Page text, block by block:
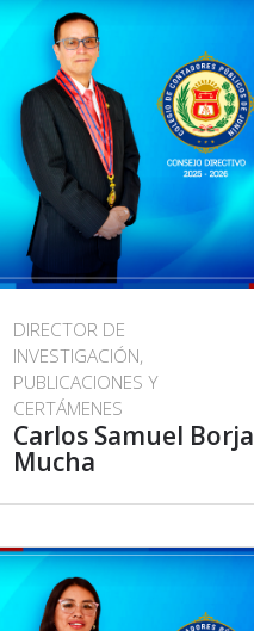
DIRECTOR DE
INVESTIGACIÓN,
PUBLICACIONES Y
CERTÁMENES
Carlos Samuel Borja
Mucha